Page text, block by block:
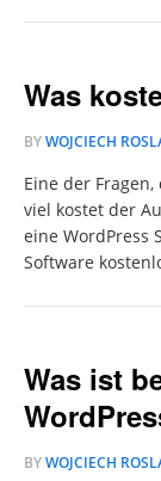
Was
BYWOJCIECH
Eine der
viel kostet der
eine WordPress
Software
Was ist
BYWOJCIECH